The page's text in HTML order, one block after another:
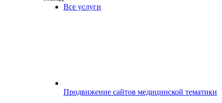
Все услуги
Продвижение сайтов медицинской тематики